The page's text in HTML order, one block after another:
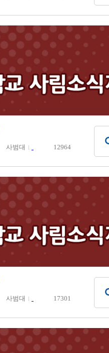
사범대 12964
사범대 17301